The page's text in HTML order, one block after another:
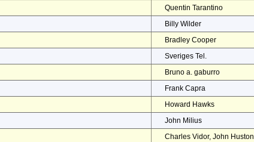
Quentin Tarantino
Billy Wilder
Bradley Cooper
Sveriges Tel.
Bruno a. gaburro
Frank Capra
Howard Hawks
John Milius
Charles Vidor, John Huston